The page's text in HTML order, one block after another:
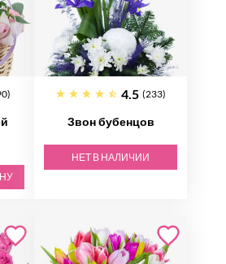
4.5 (233)
Звон бубенцов
НЕТ В НАЛИЧИИ